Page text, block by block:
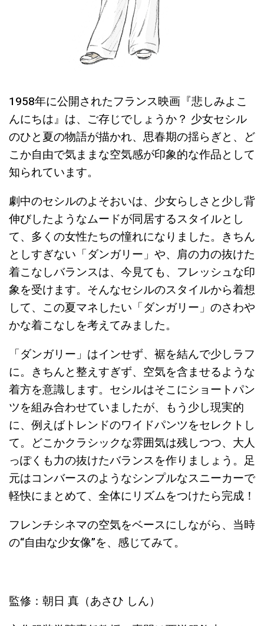
1958年に公開されたフランス映画『悲しみよこ
んにちは』は、ご存じでしょうか？ 少女セシル
のひと夏の物語が描かれ、思春期の揺らぎと、ど
こか自由で気ままな空気感が印象的な作品として
知られています。
劇中のセシルのよそおいは、少女らしさと少し背
伸びしたようなムードが同居するスタイルとし
て、多くの女性たちの憧れになりました。きちん
としすぎない「ダンガリー」や、肩の力の抜けた
着こなしバランスは、今見ても、フレッシュな印
象を受けます。そんなセシルのスタイルから着想
して、この夏マネしたい「ダンガリー」のさわや
かな着こなしを考えてみました。
「ダンガリー」はインせず、裾を結んで少しラフ
に。きちんと整えすぎず、空気を含ませるような
着方を意識します。セシルはそこにショートパン
ツを組み合わせていましたが、もう少し現実的
に、例えばトレンドのワイドパンツをセレクトし
て。どこかクラシックな雰囲気は残しつつ、大人
っぽくも力の抜けたバランスを作りましょう。足
元はコンバースのようなシンプルなスニーカーで
軽快にまとめて、全体にリズムをつけたら完成！
フレンチシネマの空気をベースにしながら、当時
の“自由な少女像”を、感じてみて。
監修：朝日 真（あさひ しん）